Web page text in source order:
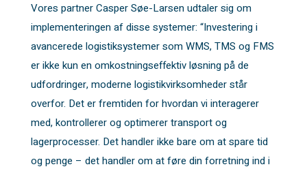
Vores partner Casper Søe-Larsen udtaler sig om
implementeringen af disse systemer: “Investering i
avancerede logistiksystemer som WMS, TMS og FMS
er ikke kun en omkostningseffektiv løsning på de
udfordringer, moderne logistikvirksomheder står
overfor. Det er fremtiden for hvordan vi interagerer
med, kontrollerer og optimerer transport og
lagerprocesser. Det handler ikke bare om at spare tid
og penge – det handler om at føre din forretning ind i